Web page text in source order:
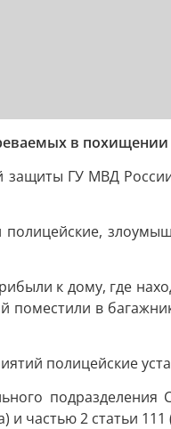
в похищении
защиты ГУ МВД
к дому, где
поместили в
полицейские
частью 2 статьи